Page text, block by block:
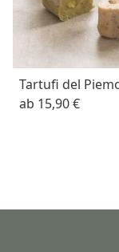
Tartufi del
ab 15,90 €